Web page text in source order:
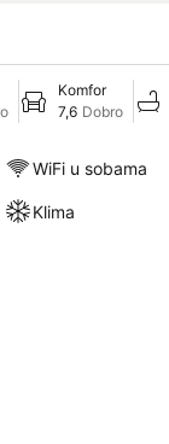
Komfor
7,6 Dobro
WiFi u sobama
Klima